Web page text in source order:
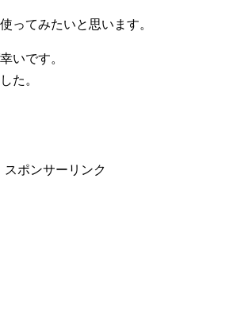
ってみたいと思います。
いです。
た。
スポンサーリンク